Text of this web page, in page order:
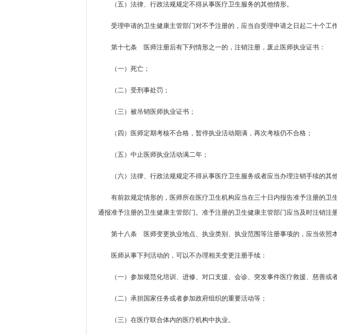
（五）法律、行政法规规定不得从事医疗卫生服务的其他情形。
受理申请的卫生健康主管部门对不予注册的，应当自受理申请之日起二十个工
第十七条 医师注册后有下列情形之一的，注销注册，废止医师执业证书：
（一）死亡；
（二）受刑事处罚；
（三）被吊销医师执业证书；
（四）医师定期考核不合格，暂停执业活动期满，再次考核仍不合格；
（五）中止医师执业活动满二年；
（六）法律、行政法规规定不得从事医疗卫生服务或者应当办理注销手续的其他
有前款规定情形的，医师所在医疗卫生机构应当在三十日内报告准予注册的
通报准予注册的卫生健康主管部门。准予注册的卫生健康主管部门应当及时注销注
第十八条 医师变更执业地点、执业类别、执业范围等注册事项的，应当依照
医师从事下列活动的，可以不办理相关变更注册手续：
（一）参加规范化培训、进修、对口支援、会诊、突发事件医疗救援、慈善或
（二）承担国家任务或者参加政府组织的重要活动等；
（三）在医疗联合体内的医疗机构中执业。